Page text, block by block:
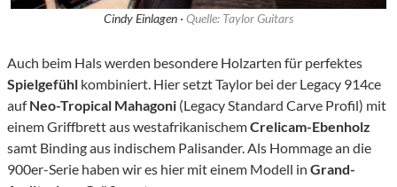
Cindy Einlagen · Quelle: Taylor Guitars
Auch beim Hals werden besondere Holzarten für perfektes
Spielgefühl kombiniert. Hier setzt Taylor bei der Legacy 914ce
aufNeo-Tropical Mahagoni (Legacy Standard Carve Profil) mit
einem Griffbrett aus westafrikanischemCrelicam-Ebenholz
samt Binding aus indischem Palisander. Als Hommage an die
900er-Serie haben wir es hier mit einem Modell in Grand-